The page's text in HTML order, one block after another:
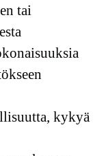
tai
kykyä